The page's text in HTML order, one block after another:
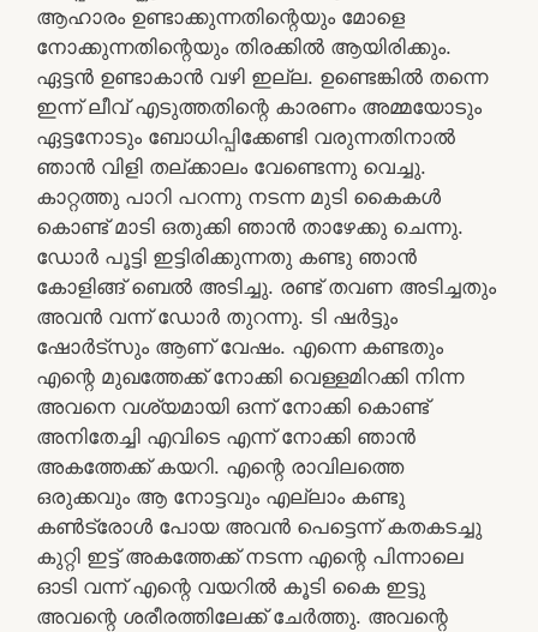
ആഹാരം ഉണ്ടാക്കുന്നതിന്റെയും മോളെ
നോക്കുന്നതിന്റെയും തിരക്കിൽ ആയിരിക്കും.
ഏട്ടൻ ഉണ്ടാകാൻ വഴി ഇല്ല. ഉണ്ടെങ്കിൽ തന്നെ
ഇന്ന് ലീവ് എടുത്തതിന്റെ കാരണം അമ്മയോടും
ഏട്ടനോടും ബോധിപ്പിക്കേണ്ടി വരുന്നതിനാൽ
ഞാൻ വിളി തല്ക്കാലം വേണ്ടെന്നു വെച്ചു.
കാറ്റത്തു പാറി പറന്നു നടന്ന മുടി കൈകൾ
കൊണ്ട് മാടി ഒതുക്കി ഞാൻ താഴേക്കു ചെന്നു.
ഡോർ പൂട്ടി ഇട്ടിരിക്കുന്നതു കണ്ടു ഞാൻ
കോളിങ്ങ് ബെൽ അടിച്ചു. രണ്ട് തവണ അടിച്ചതും
അവൻ വന്ന് ഡോർ തുറന്നു. ടി ഷർട്ടും
ഷോർട്സും ആണ് വേഷം. എന്നെ കണ്ടതും
എന്റെ മുഖത്തേക്ക് നോക്കി വെള്ളമിറക്കി നിന്ന
അവനെ വശ്യമായി ഒന്ന് നോക്കി കൊണ്ട്
അനിതേച്ചി എവിടെ എന്ന് നോക്കി ഞാൻ
അകത്തേക്ക് കയറി. എന്റെ രാവിലത്തെ
ഒരുക്കവും ആ നോട്ടവും എല്ലാം കണ്ടു
കൺട്രോൾ പോയ അവൻ പെട്ടെന്ന് കതകടച്ചു
കുറ്റി ഇട്ട് അകത്തേക്ക് നടന്ന എന്റെ പിന്നാലെ
ഓടി വന്ന് എന്റെ വയറിൽ കൂടി കൈ ഇട്ടു
അവന്റെ ശരീരത്തിലേക്ക് ചേർത്തു. അവന്റെ